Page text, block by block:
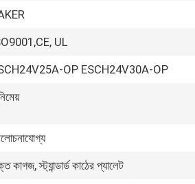
UL
OP ESCH24V30A-OP
কাগজ, স্ট্যান্ডার্ড কাঠের প্যালেট